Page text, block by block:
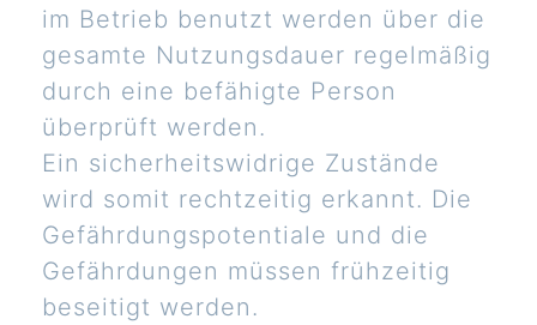
im Betrieb benutzt werden über die
gesamte Nutzungsdauer regelmäßig
durch eine befähigte Person
überprüft werden.
Ein sicherheitswidrige Zustände
wird somit rechtzeitig erkannt. Die
Gefährdungspotentiale und die
Gefährdungen müssen frühzeitig
beseitigt werden.